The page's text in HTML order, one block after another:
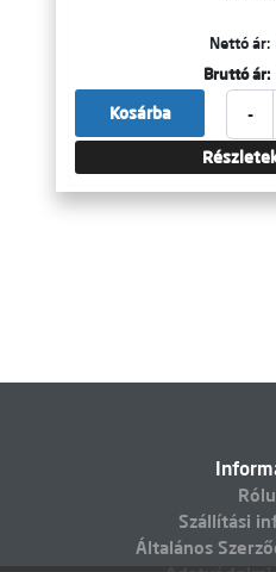
Nettó ár:
Bruttó ár:
-
Kosárba
Szállítási
Általános